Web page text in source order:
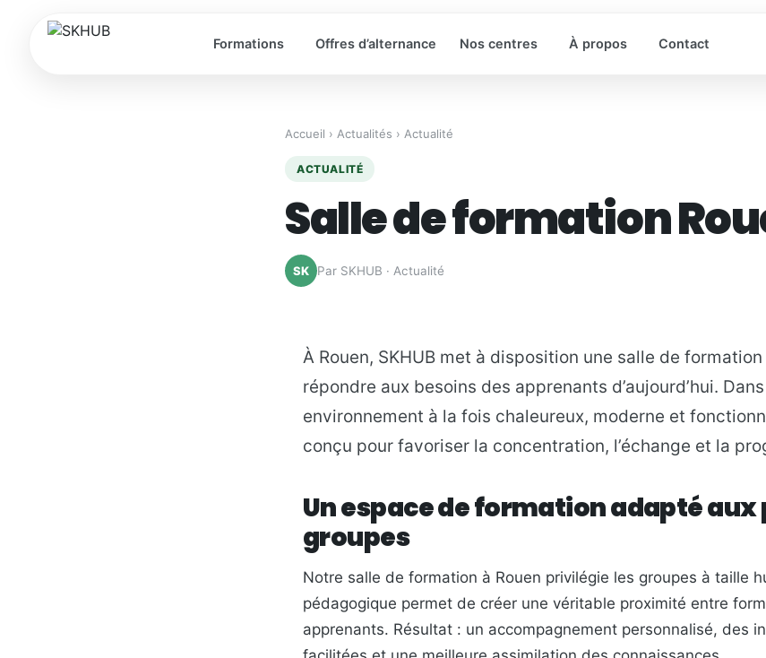
Formations Offres d’alternance Nos centres À propos Contact
Accueil › Actualités › Actualité
ACTUALITÉ
Salle de formation
SK Par SKHUB · Actualité
À Rouen, SKHUB met à disposition une salle de
répondre aux besoins des apprenants d’aujourd’hui.
environnement à la fois chaleureux, moderne et
conçu pour favoriser la concentration, l’échange et la
Un espace de formation adapté
groupes
Notre salle de formation à Rouen privilégie les groupes à taille
pédagogique permet de créer une véritable proximité entre
apprenants. Résultat : un accompagnement personnalisé, des